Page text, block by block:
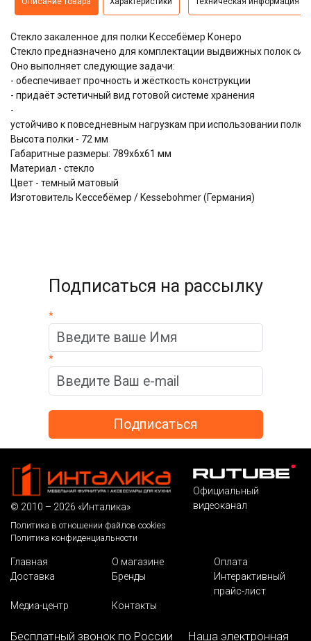
Стекло закаленное для полки Кессебёмер Конеро
Стекло предназначено для комплектации выдвижных полок
Оно выполняет следующие задачи:
- обеспечивает прочность и жёсткость конструкции
- придаёт эстетичный вид готовой системе хранения
-
устойчиво к повседневным нагрузкам при использовании полки
Высота полки - 72 мм
Габаритные размеры: 789х6х61 мм
Материал - стекло
Цвет - темный матовый
Изготовитель Кессебёмер / Kessebohmer (Германия)
Подписаться на рассылку
*
*
© 2010 – 2026 «Инталика»
Политика в отношении файлов cookies
Политика конфиденциальности
Официальный
видеоканал
Главная О магазине
Оплата
Доставка
Бренды
Интерактивный
прайс-лист
Медиа-центр
Контакты
Бесплатный звонок по России Наша электронная